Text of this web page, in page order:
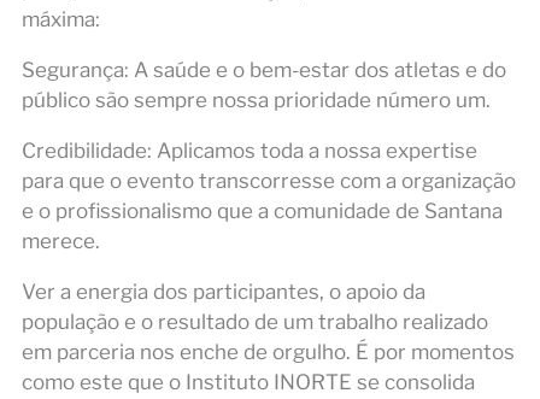
máxima:
Segurança: A saúde e o bem-estar dos atletas e do
público são sempre nossa prioridade número um.
Credibilidade: Aplicamos toda a nossa expertise
para que o evento transcorresse com a organização
e o profissionalismo que a comunidade de Santana
merece.
Ver a energia dos participantes, o apoio da
população e o resultado de um trabalho realizado
em parceria nos enche de orgulho. É por momentos
como este que o Instituto INORTE se consolida